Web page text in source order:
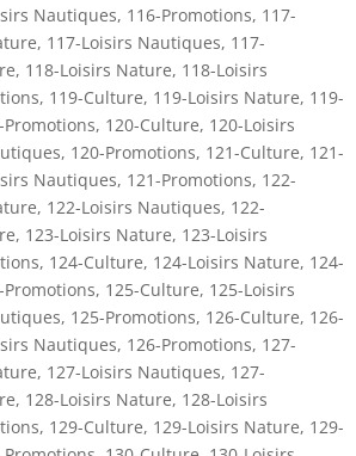
Nautiques, 116-Promotions, 117-
, 117-Loisirs Nautiques, 117-
, 118-Loisirs Nature, 118-Loisirs
, 119-Culture, 119-Loisirs Nature, 119-
Promotions, 120-Culture, 120-Loisirs
, 120-Promotions, 121-Culture, 121-
Nautiques, 121-Promotions, 122-
, 122-Loisirs Nautiques, 122-
, 123-Loisirs Nature, 123-Loisirs
, 124-Culture, 124-Loisirs Nature, 124-
Promotions, 125-Culture, 125-Loisirs
, 125-Promotions, 126-Culture, 126-
Nautiques, 126-Promotions, 127-
, 127-Loisirs Nautiques, 127-
, 128-Loisirs Nature, 128-Loisirs
, 129-Culture, 129-Loisirs Nature, 129-